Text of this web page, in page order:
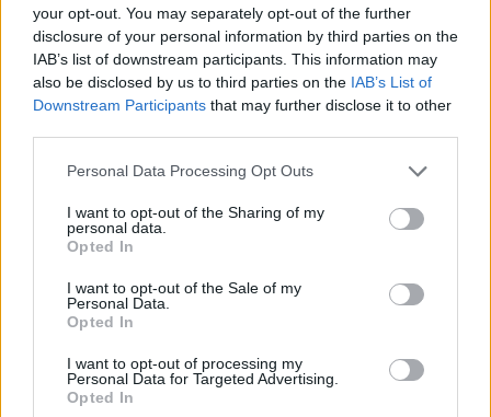
your opt-out. You may separately opt-out of the further
disclosure of your personal information by third parties on the
IAB’s list of downstream participants. This information may
also be disclosed by us to third parties on the IAB’s List of
Downstream Participants that may further disclose it to other
Personal Data Processing Opt Outs
I want to opt-out of the Sharing of my
personal data.
Opted In
I want to opt-out of the Sale of my
Personal Data.
Opted In
I want to opt-out of processing my
Personal Data for Targeted Advertising.
Opted In
Szerzői jogok
Adatvédelmi tájékoztató
Cookie-kezelési tájékoztató
Hozzászólási szabályzat
Nyomtatott lapjaink archívuma
Székely Hírmondó archívuma
Sütibeállítások
Médiatér